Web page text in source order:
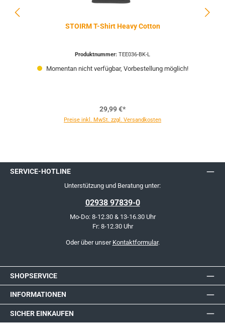
STOIRM T-Shirt Heavy Cotton
Produktnummer: TEE036-BK-L
Momentan nicht verfügbar, Vorbestellung möglich!
29,99 €*
Preise inkl. MwSt. zzgl. Versandkosten
SERVICE-HOTLINE
Unterstützung und Beratung unter:
02938 97839-0
Mo-Do: 8-12.30 & 13-16.30 Uhr
Fr: 8-12.30 Uhr
Oder über unser Kontaktformular.
SHOPSERVICE
INFORMATIONEN
SICHER EINKAUFEN